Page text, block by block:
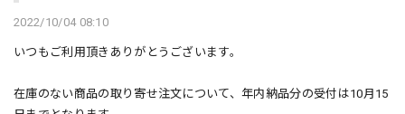
2022/10/04 08:10
いつもご利用頂きありがとうございます。
在庫のない商品の取り寄せ注文について、年内納品分の受付は10月15